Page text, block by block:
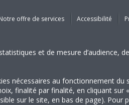
offre de services Accessibilité
et de mesure d’audience,
nécessaires au fonctionnement du
finalité par finalité, en cliquant sur
sur le site, en bas de page). Pour